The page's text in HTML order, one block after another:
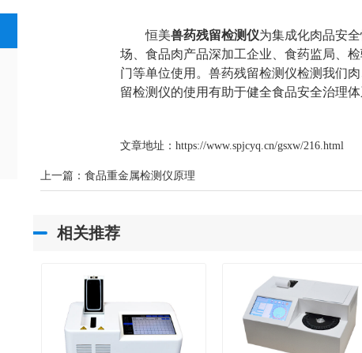
恒美兽药残留检测仪为集成化肉品安
场、食品肉产品深加工企业、食药监局、
门等单位使用。兽药残留检测仪检测我们
留检测仪的使用有助于健全食品安全治理
文章地址： https://www.spjcyq.cn/gsxw/216.html
上一篇：食品重金属检测仪原理
相关推荐